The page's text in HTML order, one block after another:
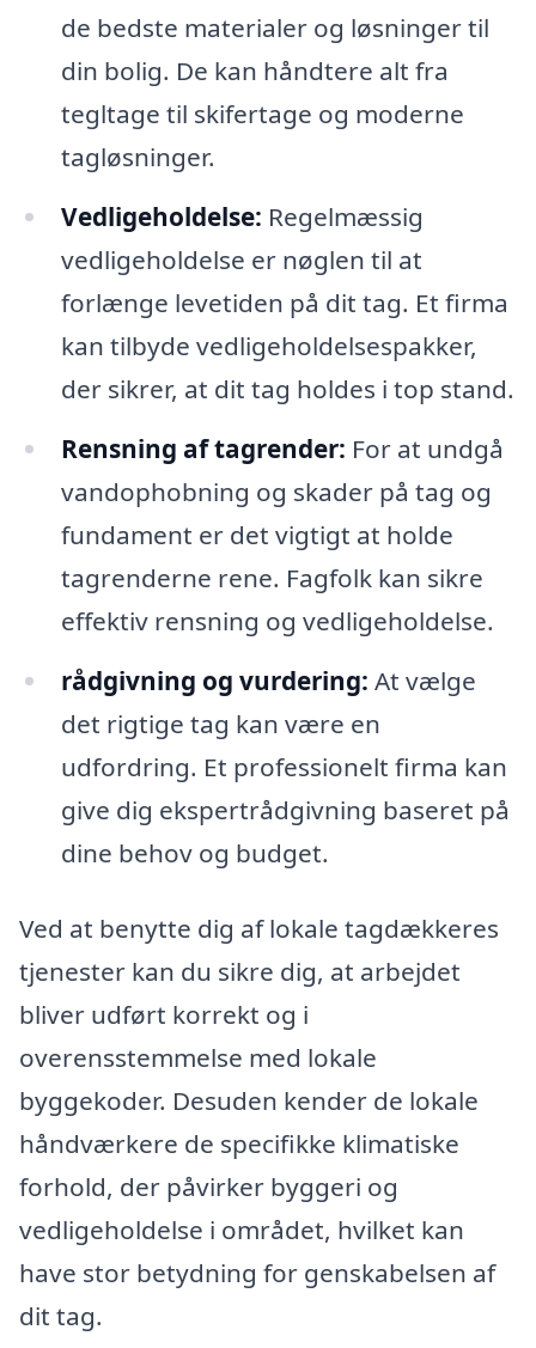
de bedste materialer og løsninger til
din bolig. De kan håndtere alt fra
tegltage til skifertage og moderne
tagløsninger.
Vedligeholdelse: Regelmæssig
vedligeholdelse er nøglen til at
forlænge levetiden på dit tag. Et firma
kan tilbyde vedligeholdelsespakker,
der sikrer, at dit tag holdes i top stand.
Rensning af tagrender: For at undgå
vandophobning og skader på tag og
fundament er det vigtigt at holde
tagrenderne rene. Fagfolk kan sikre
effektiv rensning og vedligeholdelse.
rådgivning og vurdering: At vælge
det rigtige tag kan være en
udfordring. Et professionelt firma kan
give dig ekspertrådgivning baseret på
dine behov og budget.
Ved at benytte dig af lokale tagdækkeres
tjenester kan du sikre dig, at arbejdet
bliver udført korrekt og i
overensstemmelse med lokale
byggekoder. Desuden kender de lokale
håndværkere de specifikke klimatiske
forhold, der påvirker byggeri og
vedligeholdelse i området, hvilket kan
have stor betydning for genskabelsen af
dit tag.